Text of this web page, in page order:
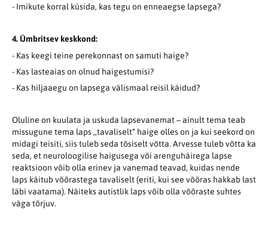
- Imikute korral küsida, kas tegu on enneaegse lapsega?
4. Ümbritsev keskkond:
- Kas keegi teine perekonnast on samuti haige?
- Kas lasteaias on olnud haigestumisi?
- Kas hiljaaegu on lapsega välismaal reisil käidud?
Oluline on kuulata ja uskuda lapsevanemat – ainult tema teab
missugune tema laps ,,tavaliselt“ haige olles on ja kui seekord on
midagi teisiti, siis tuleb seda tõsiselt võtta. Arvesse tuleb võtta ka
seda, et neuroloogilise haigusega või arenguhäirega lapse
reaktsioon võib olla erinev ja vanemad teavad, kuidas nende
laps käitub võõrastega tavaliselt (eriti, kui see võõras hakkab last
läbi vaatama). Näiteks autistlik laps võib olla võõraste suhtes
väga tõrjuv.